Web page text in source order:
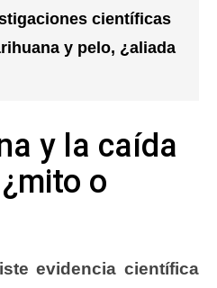
científicas
y pelo, ¿aliada
y la caída
o
evidencia científica